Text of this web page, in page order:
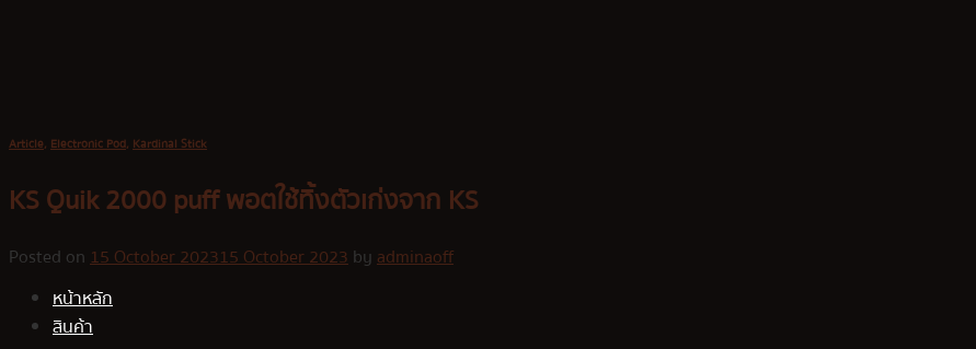
หน้าหลัก
สินค้า
Article, Electronic Pod, Kardinal Stick
KS Quik 2000 puff พอตใช้ทิ้งตัวเก่งจาก KS
Posted on15 October 202315 October 2023byadminaoff